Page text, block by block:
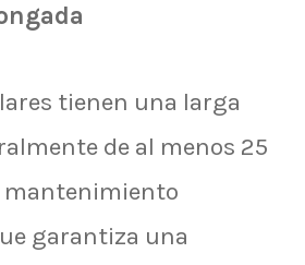
tienen una larga
de al menos 25
mantenimiento
garantiza una